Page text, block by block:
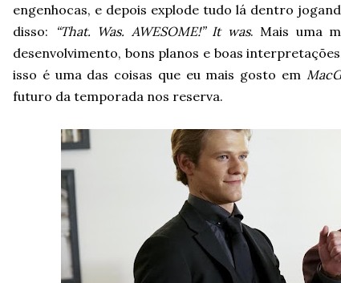
engenhocas, e depois explode tudo lá dentro
disso:
“That. Was. AWESOME!” It was. Mais uma
desenvolvimento, bons planos e boas
isso é uma das coisas que eu mais gosto em
futuro da temporada nos reserva.